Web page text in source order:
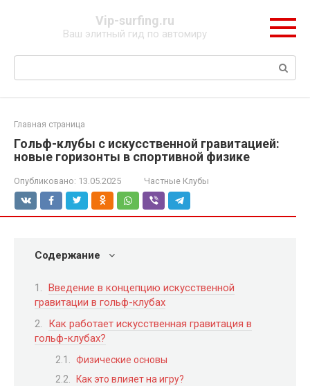
Vip-surfing.ru
Ваш элитный гид по автомиру
Поиск:
Главная страница
Гольф-клубы с искусственной гравитацией:
новые горизонты в спортивной физике
Опубликовано: 13.05.2025 Частные Клубы
Содержание
Введение в концепцию искусственной
гравитации в гольф-клубах
Как работает искусственная гравитация в
гольф-клубах?
Физические основы
Как это влияет на игру?